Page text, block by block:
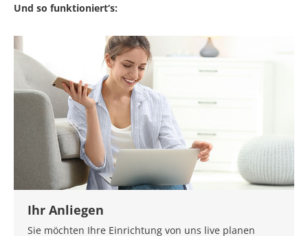
Und so funktioniert‘s:
Ihr Anliegen
Sie möchten Ihre Einrichtung von uns live planen